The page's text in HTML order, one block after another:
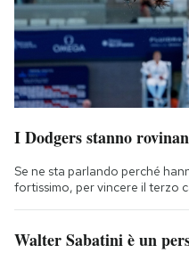
I Dodgers stanno
Se ne sta parlando perché
fortissimo, per vincere il terzo
Walter Sabatini è un